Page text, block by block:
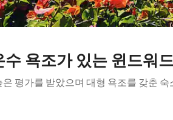
욕조가 있는 윈드워
평가를 받았으며 대형 욕조를 갖춘 숙